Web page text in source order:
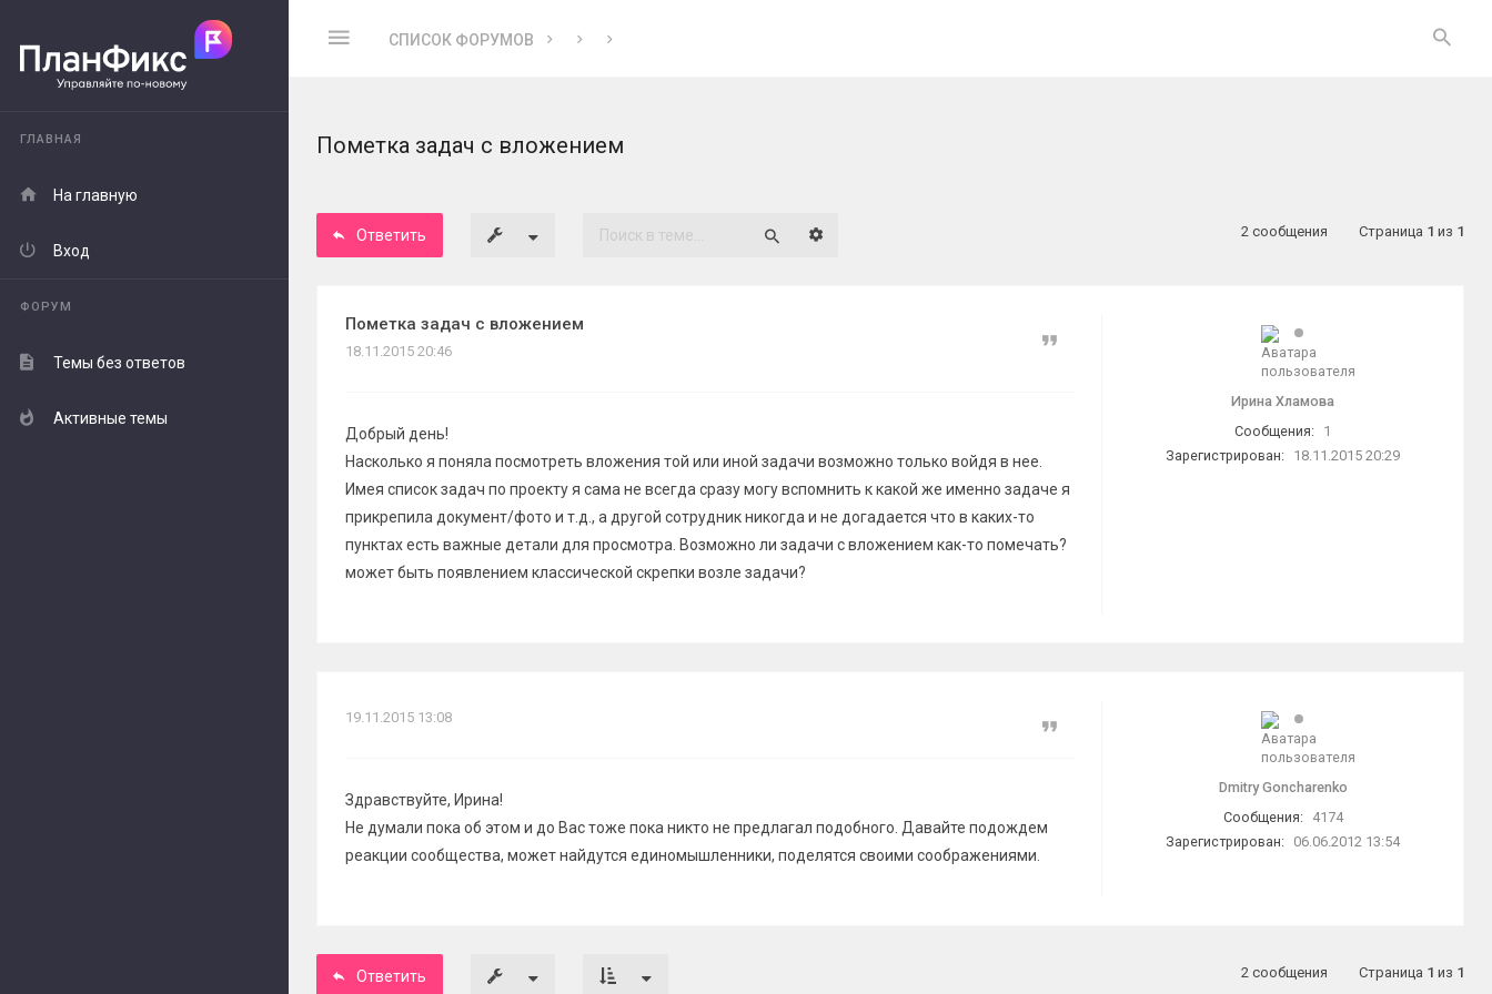
СПИСОК ФОРУМОВ
ГЛАВНАЯ
На главную
Вход
ФОРУМ
Темы без ответов
Активные темы
Пометка задач с вложением
Ответить
Расширенный поиск 2 сообщения Страница 1 из 1
Ирина Хламова
Сообщения:
1
Зарегистрирован:
18.11.2015 20:29
Пометка задач с вложением
Цитата
18.11.2015 20:46
Добрый день!
Насколько я поняла посмотреть вложения той или иной задачи возможно только войдя в нее.
Имея список задач по проекту я сама не всегда сразу могу вспомнить к какой же именно задаче я
прикрепила документ/фото и т.д., а другой сотрудник никогда и не догадается что в каких-то
пунктах есть важные детали для просмотра. Возможно ли задачи с вложением как-то помечать?
может быть появлением классической скрепки возле задачи?
Dmitry Goncharenko
Сообщения:
4174
Зарегистрирован:
06.06.2012 13:54
Цитата
19.11.2015 13:08
Здравствуйте, Ирина!
Не думали пока об этом и до Вас тоже пока никто не предлагал подобного. Давайте подождем
реакции сообщества, может найдутся единомышленники, поделятся своими соображениями.
Ответить 2 сообщения Страница 1 из 1